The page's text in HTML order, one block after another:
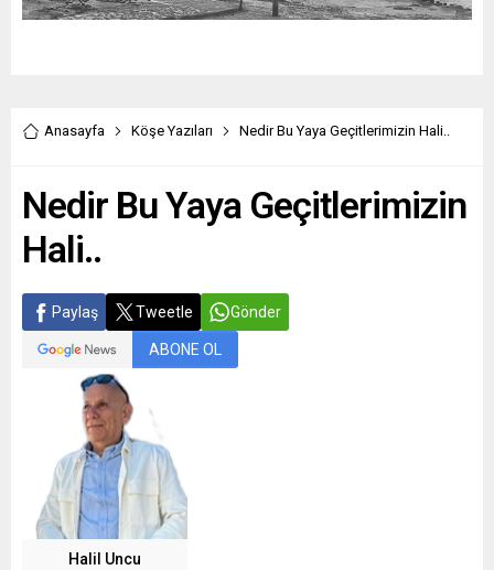
Anasayfa Köşe Yazıları Nedir Bu Yaya Geçitlerimizin Hali..
Nedir Bu Yaya Geçitlerimizin
Hali..
Paylaş Tweetle Gönder
ABONE OL
Halil Uncu